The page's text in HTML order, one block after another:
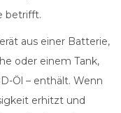
betrifft.
aus einer Batterie,
oder einem Tank,
Öl – enthält. Wenn
erhitzt und